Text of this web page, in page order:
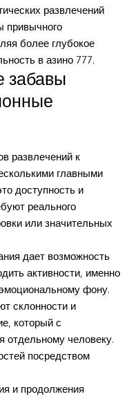
развлечений
привычного
более глубокое
в азино 777.
забавы
развлечений к
главными
доступность и
реального
или значительных
дает возможность
активности, именно
фону.
склонности и
который с
отдельному человеку.
посредством
и продолжения